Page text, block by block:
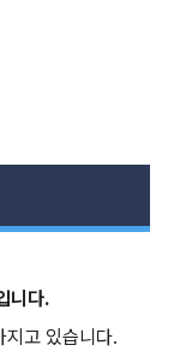
니다.
고 있습니다.